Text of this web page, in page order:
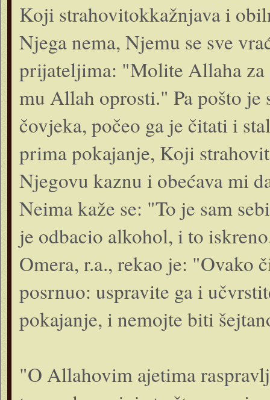
Koji straho­vitokkažnjava i
Njega nema, Njemu se sve
prijateljima: "Molite Allaha za
mu Allah oprosti." Pa pošto je
čovjeka, počeo ga je čitati i
prima pokajanje, Koji
Njegovu kaznu i obećava mi
Neima kaže se: "To je sam
je odbacio alkohol, i to
Omera, r.a., rekao je: "Ovako
posrnuo: uspravite ga i
pokajanje, i nemojte biti
"O Allahovim ajetima